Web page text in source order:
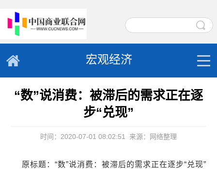
宏观经济
“数”说消费：被滞后的需求正在逐
步“兑现”
时间：2020-07-01 08:02:51 来源：网络整理
原标题：“数”说消费：被滞后的需求正在逐步“兑现”